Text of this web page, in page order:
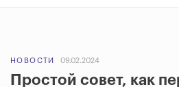
НОВОСТИ 09.02.2024
Простой совет, как